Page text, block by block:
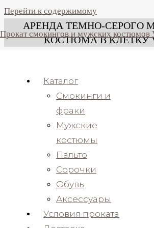
Перейти к содержимому
Прокат смокингов и мужских костюмов
Каталог
Смокинги и
фраки
Мужские
костюмы
Пальто
Сорочки
Обувь
Аксессуары
Условия проката
АРЕНДА ТЕМНО-СЕРОГО
КОСТЮМА В КЛЕТКУ
Темно-серый мужской костюм-
Силуэт ; Slim-fit
Производство ткани – Италия